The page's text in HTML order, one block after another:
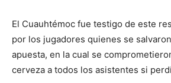
El Cuauhtémoc fue testigo de este
por los jugadores quienes se
apuesta, en la cual se
cerveza a todos los asistentes si